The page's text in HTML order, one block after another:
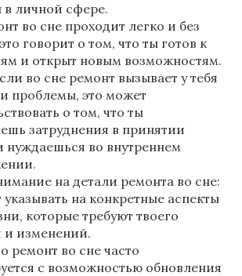
личной сфере.
во сне проходит легко и без
говорит о том, что ты готов к
и открыт новым возможностям.
во сне ремонт вызывает у тебя
проблемы, это может
о том, что ты
затруднения в принятии
нуждаешься во внутреннем
на детали ремонта во сне:
указывать на конкретные аспекты
которые требуют твоего
и изменений.
ремонт во сне часто
с возможностью обновления